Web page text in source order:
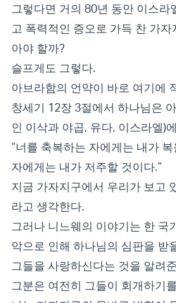
그렇다면 거의 80년 동안 이스
고 폭력적인 증오로 가득 찬 가
아야 할까?
슬프게도 그렇다.
아브라함의 언약이 바로 여기에
창세기 12장 3절에서 하나님은
인 이삭과 야곱, 유다, 이스라엘)
“너를 축복하는 자에게는 내가
자에게는 내가 저주할 것이다.”
지금 가자지구에서 우리가 보고
라고 생각한다.
그러나 니느웨의 이야기는 한 국
악으로 인해 하나님의 심판을 받
그들을 사랑하신다는 것을 알려
그분은 여전히 그들이 회개하기